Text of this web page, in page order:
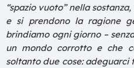
“spazio vuoto” nella
e si prendono la ragione
brindiamo ogni giorno –
un mondo corrotto e che
soltanto due cose: adeguarci